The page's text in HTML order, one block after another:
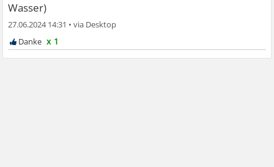
Wasser)
27.06.2024 14:31 •
x 1